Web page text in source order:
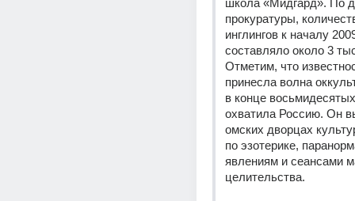
школа «Мидгард». По
прокуратуры,
инглингов к началу
составляло около 3
Отметим, что
принесла волна
в конце
охватила Россию. Он
омских дворцах
по эзотерике,
явлениям и сеансами
целительства.